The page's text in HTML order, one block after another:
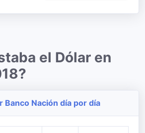
el Dólar en
Banco Nación día por día